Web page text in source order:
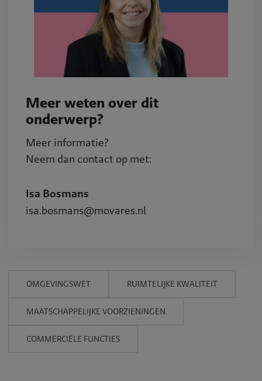
Meer weten over dit
onderwerp?
Meer informatie?
Neem dan contact op met:
Isa Bosmans
isa.bosmans@movares.nl
OMGEVINGSWET RUIMTELIJKE KWALITEIT
MAATSCHAPPELIJKE VOORZIENINGEN
COMMERCIËLE FUNCTIES